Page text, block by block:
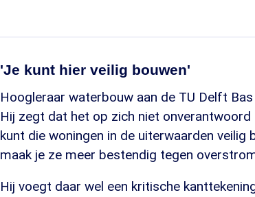
'Je kunt hier veilig bouwen'
Hoogleraar waterbouw aan de TU Delft
Hij zegt dat het op zich niet
kunt die woningen in de uiterwaarden veilig
maak je ze meer bestendig tegen
Hij voegt daar wel een kritische